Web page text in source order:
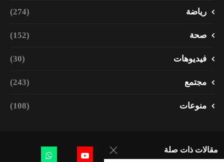
رياضة (274)
صحة (152)
فيديوهات (30)
مجتمع (243)
منوعات (108)
مقالات ذات صلة